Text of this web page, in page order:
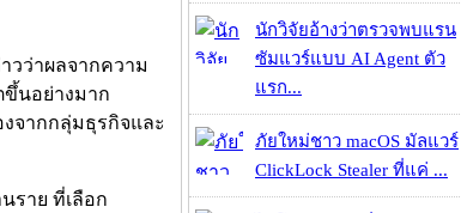
าวว่าผลจากความ
ขึ้นอย่างมาก
จากกลุ่มธุรกิจและ
ราย ที่เลือก
นักวิจัยอ้างว่าตรวจพบแรน
ซัมแวร์แบบ AI Agent ตัว
แรก...
ภัยใหม่ชาว macOS มัลแวร์
ClickLock Stealer ที่แค่ ...